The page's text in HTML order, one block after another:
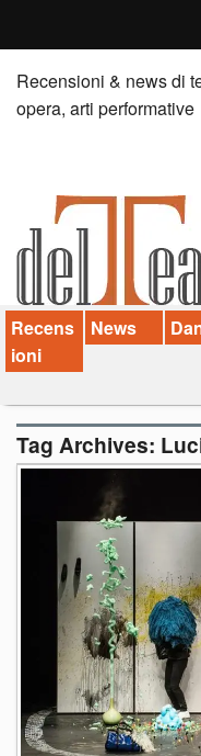
Home
Recensioni
News
Palazzi consiglia
Video
Chi siamo
Contatti
Recensioni & news di
opera, arti performative
Recens
ioni
News
Tag Archives: